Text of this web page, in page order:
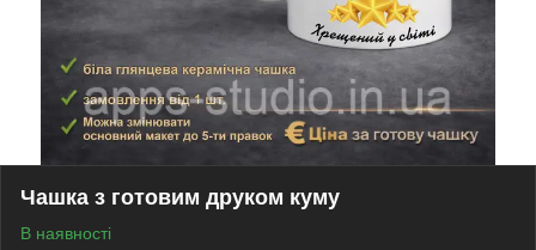
Чашка з готовим друком куму
В наявності